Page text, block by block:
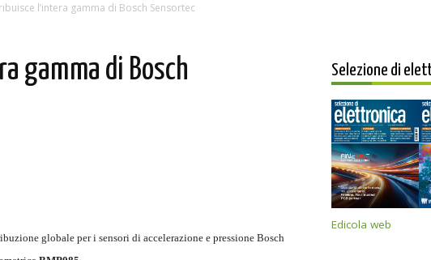
l’intera gamma di Bosch Sensortec
gamma di Bosch
globale per i sensori di accelerazione e pressione Bosch
Selezione di
Edicola web